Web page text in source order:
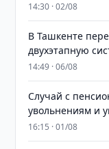
14:30 · 02/08
В Ташкенте
двухэтапную
14:49 · 06/08
Случай с
увольнениям и
16:15 · 01/08